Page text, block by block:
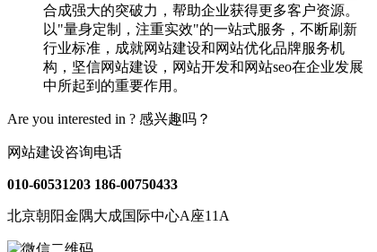
合成强大的突破力，帮助企业获得更多客户资源。
以"量身定制，注重实效"的一站式服务，不断刷新
行业标准，成就网站建设和网站优化品牌服务机
构，坚信网站建设，网站开发和网站seo在企业发展
中所起到的重要作用。
Are you interested in ? 感兴趣吗？
网站建设咨询电话
010-60531203 186-00750433
北京朝阳金隅大成国际中心A座11A